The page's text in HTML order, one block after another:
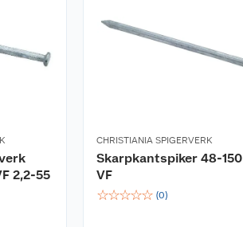
2,2-55
CHRISTIANIA SPIGERVERK
Skarpkantspiker 48-150
VF
☆☆☆☆☆ (0)